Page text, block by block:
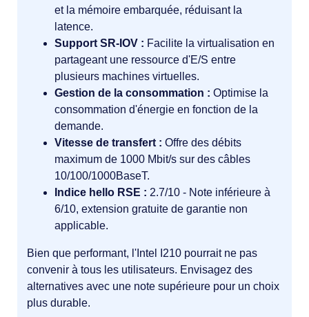
et la mémoire embarquée, réduisant la
latence.
Support SR-IOV : Facilite la virtualisation en
partageant une ressource d'E/S entre
plusieurs machines virtuelles.
Gestion de la consommation : Optimise la
consommation d'énergie en fonction de la
demande.
Vitesse de transfert : Offre des débits
maximum de 1000 Mbit/s sur des câbles
10/100/1000BaseT.
Indice hello RSE : 2.7/10 - Note inférieure à
6/10, extension gratuite de garantie non
applicable.
Bien que performant, l'Intel I210 pourrait ne pas
convenir à tous les utilisateurs. Envisagez des
alternatives avec une note supérieure pour un choix
plus durable.